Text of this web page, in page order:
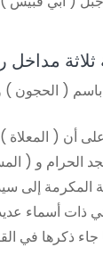
ثلاثة مداخل
( الحجون )
أن (
الحرام و (
المكرمة إلى
ذات أسماء
جاء ذكرها في